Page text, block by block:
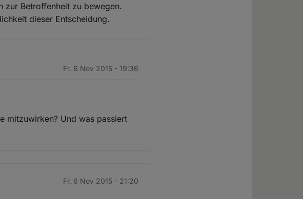
zur Betroffenheit zu bewegen.
dieser Entscheidung.
Fr. 6 Nov 2015 - 19:36
mitzuwirken? Und was passiert
Fr. 6 Nov 2015 - 21:20